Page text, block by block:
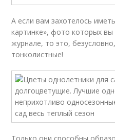
А если вам захотелось
картинке», фото которых
журнале, то это,
тонколистные!